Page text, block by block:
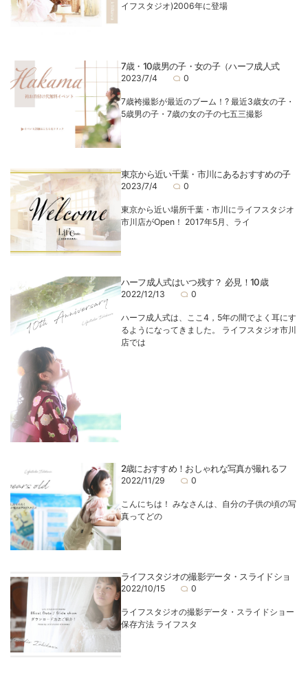
イフスタジオ)2006年に登場
7歳・10歳男の子・女の子（ハーフ成人式
2023/7/4 0
7歳袴撮影が最近のブーム！? 最近3歳女の子・
5歳男の子・7歳の女の子の七五三撮影
東京から近い千葉・市川にあるおすすめの子
2023/7/4 0
東京から近い場所千葉・市川にライフスタジオ
市川店がOpen！ 2017年5月、ライ
ハーフ成人式はいつ残す？ 必見！10歳
2022/12/13 0
ハーフ成人式は、ここ4，5年の間でよく耳にす
るようになってきました。 ライフスタジオ市川
店では
2歳におすすめ！おしゃれな写真が撮れるフ
2022/11/29 0
こんにちは！ みなさんは、自分の子供の頃の写
真ってどの
ライフスタジオの撮影データ・スライドショ
2022/10/15 0
ライフスタジオの撮影データ・スライドショー
保存方法 ライフスタ